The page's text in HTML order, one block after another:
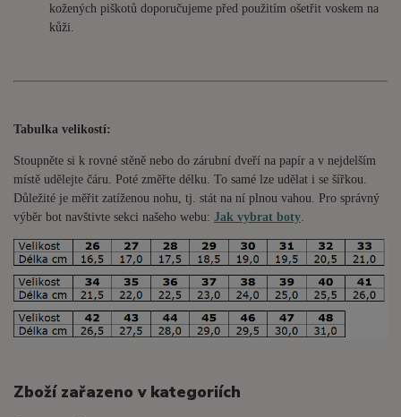
kožených piškotů doporučujeme před použitím ošetřit voskem na
kůži.
Tabulka velikostí:
Stoupněte si k rovné stěně nebo do zárubní dveří na papír a v nejdelším
místě udělejte čáru. Poté změřte délku. To samé lze udělat i se šířkou.
Důležité je měřit zatíženou nohu, tj. stát na ní plnou vahou. Pro správný
výběr bot navštivte sekci našeho webu: Jak vybrat boty
Zboží zařazeno v kategoriích